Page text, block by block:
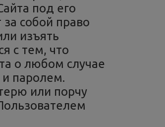
под его
собой право
изъять
с тем, что
о любом случае
и паролем.
или порчу